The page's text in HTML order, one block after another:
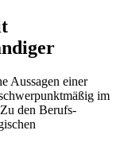
Aussagen einer
im
Zu den Berufs­